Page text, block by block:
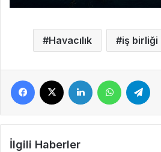
Havacılık iş birliği
Facebook LinkedIn WhatsApp
İlgili Haberler